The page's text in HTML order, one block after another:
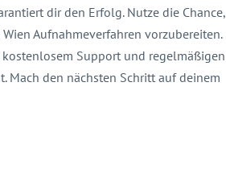
dir den Erfolg. Nutze die Chance,
Aufnahmeverfahren vorzubereiten.
Support und regelmäßigen
Mach den nächsten Schritt auf deinem